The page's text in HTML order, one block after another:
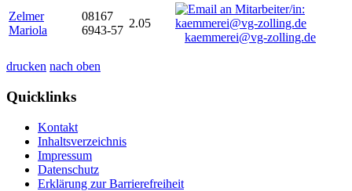
Zelmer
Mariola
08167
6943-57
2.05
kaemmerei@vg-zolling.de
drucken nach oben
Quicklinks
Kontakt
Inhaltsverzeichnis
Impressum
Datenschutz
Erklärung zur Barrierefreiheit